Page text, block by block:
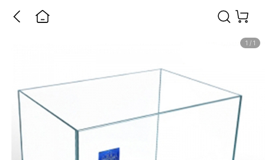
1 / 1